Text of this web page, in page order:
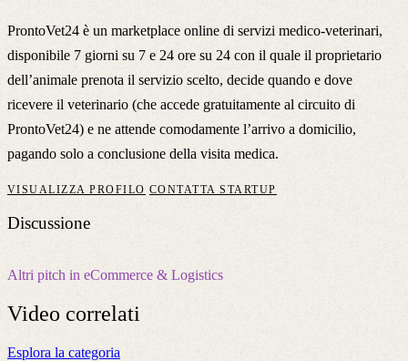
ProntoVet24 è un marketplace online di servizi medico-veterinari,
disponibile 7 giorni su 7 e 24 ore su 24 con il quale il proprietario
dell’animale prenota il servizio scelto, decide quando e dove
ricevere il veterinario (che accede gratuitamente al circuito di
ProntoVet24) e ne attende comodamente l’arrivo a domicilio,
pagando solo a conclusione della visita medica.
VISUALIZZA PROFILO CONTATTA STARTUP
Discussione
Altri pitch in eCommerce & Logistics
Video correlati
Esplora la categoria